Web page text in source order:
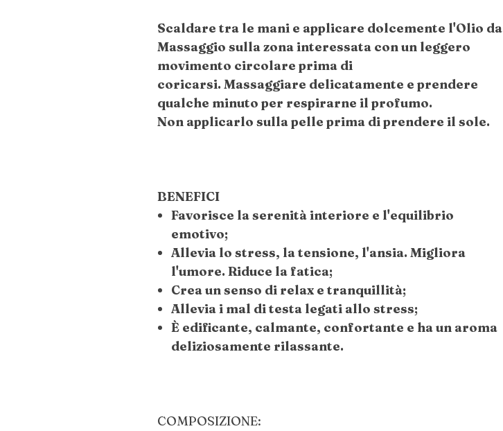
Scaldare tra le mani e applicare dolcemente l'Olio da
Massaggio sulla zona interessata con un leggero
movimento circolare prima di
coricarsi. Massaggiare delicatamente e prendere
qualche minuto per respirarne il profumo.
Non applicarlo sulla pelle prima di prendere il sole.
BENEFICI
Favorisce la serenità interiore e l'equilibrio
emotivo;
Allevia lo stress, la tensione, l'ansia. Migliora
l'umore. Riduce la fatica;
Crea un senso di relax e tranquillità;
Allevia i mal di testa legati allo stress;
È edificante, calmante, confortante e ha un aroma
deliziosamente rilassante.
COMPOSIZIONE: